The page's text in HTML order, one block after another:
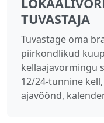
TUVASTAJA
Tuvastage oma
piirkondlikud
kellaajavormingu
12/24-tunnine
ajavöönd,